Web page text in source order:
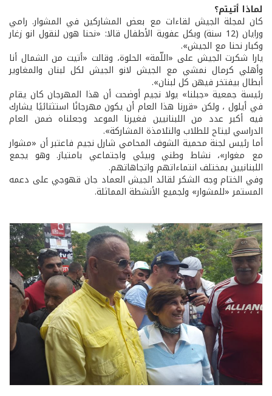
لماذا أتيتم؟
كان لمجلة الجيش لقاءات مع بعض المشاركين في المشوار. رامي
ورايان (12 سنة) وبكل عفوية الأطفال قالا: «نحنا هون لنقول انو زغار
وكبار نحنا مع الجيش».
يارا شكرت الجيش على «اللّمة» الحلوة، وقالت «أتيت من الشمال أنا
وأهلي كرمال نمشي مع الجيش لانو الجيش لكل لبنان والمغاوير
أبطال بيفتخر فيهن كل لبنان».
رئيسة جمعية «جبلنا» يولا نجيم أوضحت أن هذا المهرجان كان يقام
في أيلول ، ولكن «قررنا هذا العام أن يكون مهرجانًا استثنائيًا يشارك
فيه أكبر عدد من اللبنانيين فغيرنا الموعد وجعلناه ضمن العام
الدراسي ليتاح للطلاب والتلامذة المشاركة».
أما رئيس لجنة محمية الشوف المحامي شارل نجيم فاعتبر أن «مشوار
مع مغوار»، نشاط وطني وبيئي واجتماعي بامتياز. وهو يجمع
اللبنانيين بمختلف انتماءاتهم واتجاهاتهم.
وفي الختام وجه الشكر لقائد الجيش العماد جان قهوجي على دعمه
المستمر «للمشوار» ولجميع الأنشطة المماثلة.